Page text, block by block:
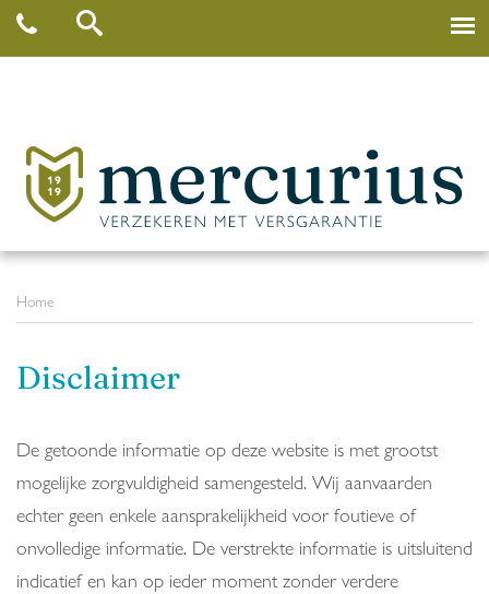
Home
Disclaimer
De getoonde informatie op deze website is met grootst
mogelijke zorgvuldigheid samengesteld. Wij aanvaarden
echter geen enkele aansprakelijkheid voor foutieve of
onvolledige informatie. De verstrekte informatie is uitsluitend
indicatief en kan op ieder moment zonder verdere